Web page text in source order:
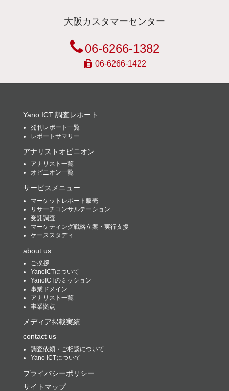
大阪カスタマーセンター
06-6266-1382
06-6266-1422
Yano ICT 調査レポート
発刊レポート一覧
レポートサマリー
アナリストオピニオン
アナリスト一覧
オピニオン一覧
サービスメニュー
マーケットレポート販売
リサーチコンサルテーション
受託調査
マーケティング戦略立案・実行支援
ケーススタディ
about us
ご挨拶
YanoICTについて
YanoICTのミッション
事業ドメイン
アナリスト一覧
事業拠点
メディア掲載実績
contact us
調査依頼・ご相談について
Yano ICTについて
プライバシーポリシー
サイトマップ